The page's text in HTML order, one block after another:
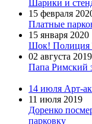
Шарики и
15 февраля
Платные
15 января 2020
Шок! Полиция
02 августа 2019
Папа Римский
14 июля Арт-
11 июля 2019
Доренко
парковку